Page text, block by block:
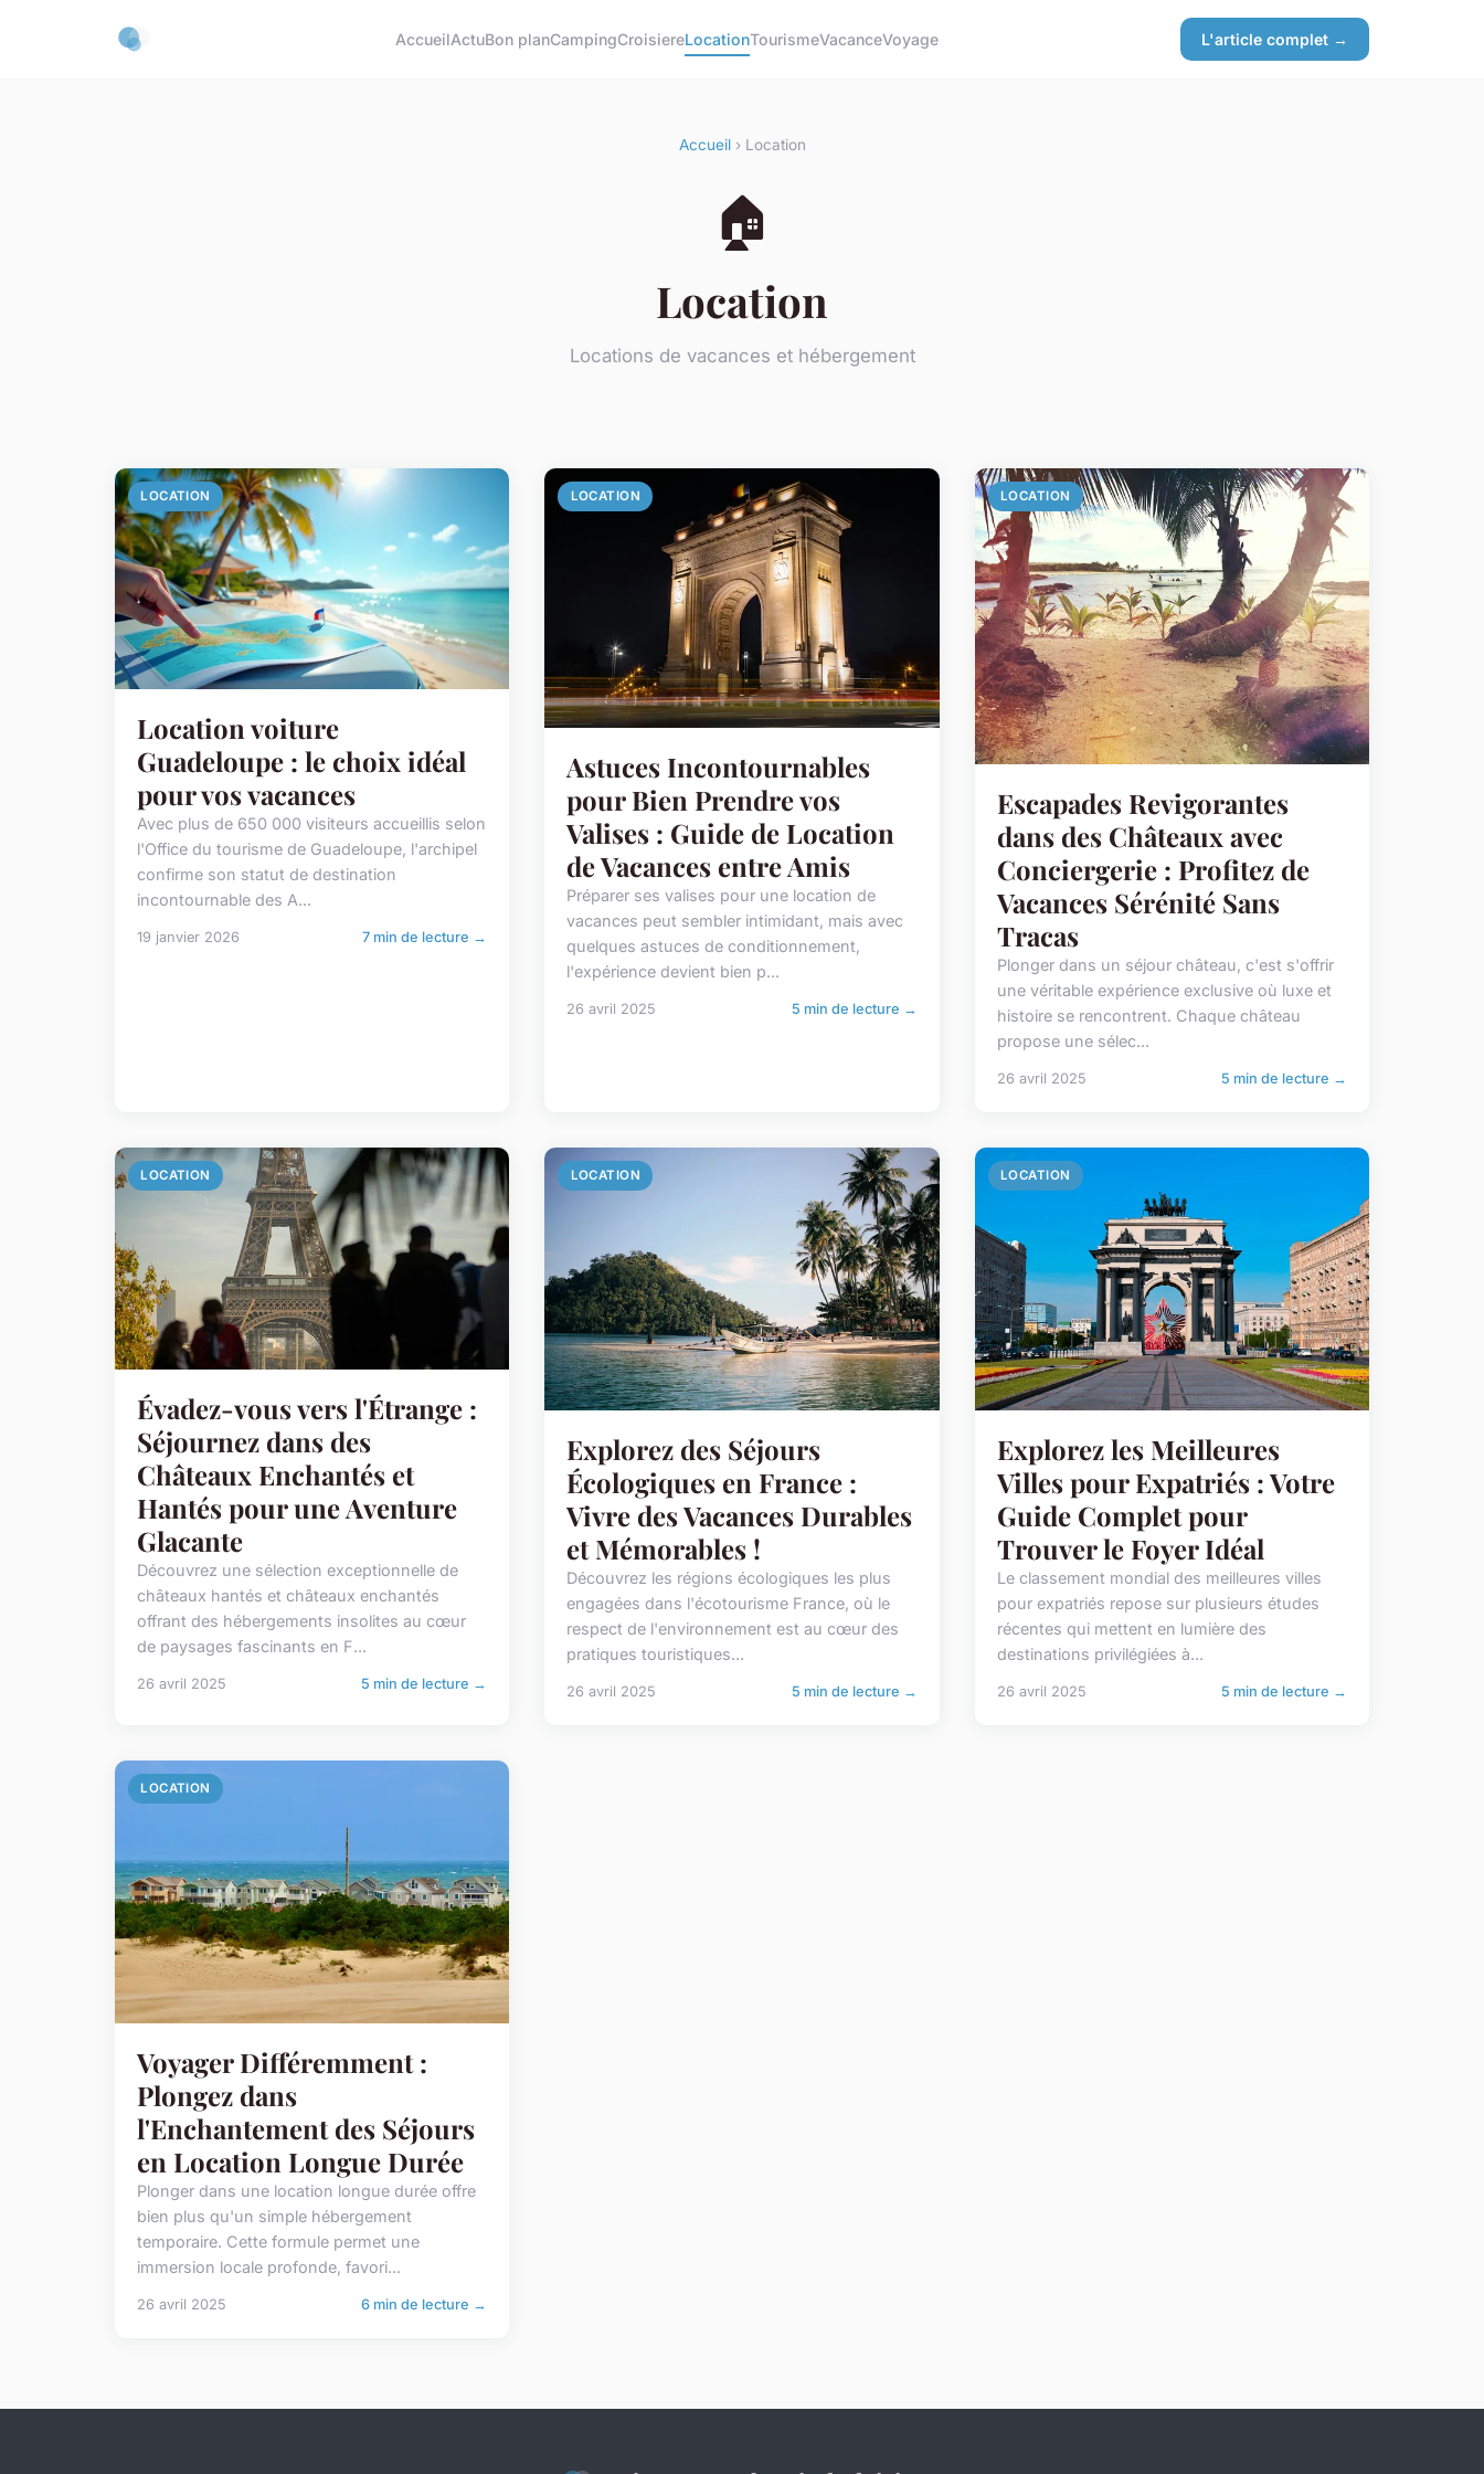
AccueilActuBon planCampingCroisiereLocationTourismeVacanceVoyage L'article complet →
Accueil› Location
🏠
Location
Locations de vacances et hébergement
LOCATION
Location voiture
Guadeloupe : le choix idéal
pour vos vacances
Avec plus de 650 000 visiteurs accueillis selon
l'Office du tourisme de Guadeloupe, l'archipel
confirme son statut de destination
incontournable des A...
19 janvier 2026 7 min de lecture →
LOCATION
Astuces Incontournables
pour Bien Prendre vos
Valises : Guide de Location
de Vacances entre Amis
Préparer ses valises pour une location de
vacances peut sembler intimidant, mais avec
quelques astuces de conditionnement,
l'expérience devient bien p...
26 avril 2025 5 min de lecture →
LOCATION
Escapades Revigorantes
dans des Châteaux avec
Conciergerie : Profitez de
Vacances Sérénité Sans
Tracas
Plonger dans un séjour château, c'est s'offrir
une véritable expérience exclusive où luxe et
histoire se rencontrent. Chaque château
propose une sélec...
26 avril 2025 5 min de lecture →
LOCATION
Évadez-vous vers l'Étrange :
Séjournez dans des
Châteaux Enchantés et
Hantés pour une Aventure
Glacante
Découvrez une sélection exceptionnelle de
châteaux hantés et châteaux enchantés
offrant des hébergements insolites au cœur
de paysages fascinants en F...
26 avril 2025 5 min de lecture →
LOCATION
Explorez des Séjours
Écologiques en France :
Vivre des Vacances Durables
et Mémorables !
Découvrez les régions écologiques les plus
engagées dans l'écotourisme France, où le
respect de l'environnement est au cœur des
pratiques touristiques...
26 avril 2025 5 min de lecture →
LOCATION
Explorez les Meilleures
Villes pour Expatriés : Votre
Guide Complet pour
Trouver le Foyer Idéal
Le classement mondial des meilleures villes
pour expatriés repose sur plusieurs études
récentes qui mettent en lumière des
destinations privilégiées à...
26 avril 2025 5 min de lecture →
LOCATION
Voyager Différemment :
Plongez dans
l'Enchantement des Séjours
en Location Longue Durée
Plonger dans une location longue durée offre
bien plus qu'un simple hébergement
temporaire. Cette formule permet une
immersion locale profonde, favori...
26 avril 2025 6 min de lecture →